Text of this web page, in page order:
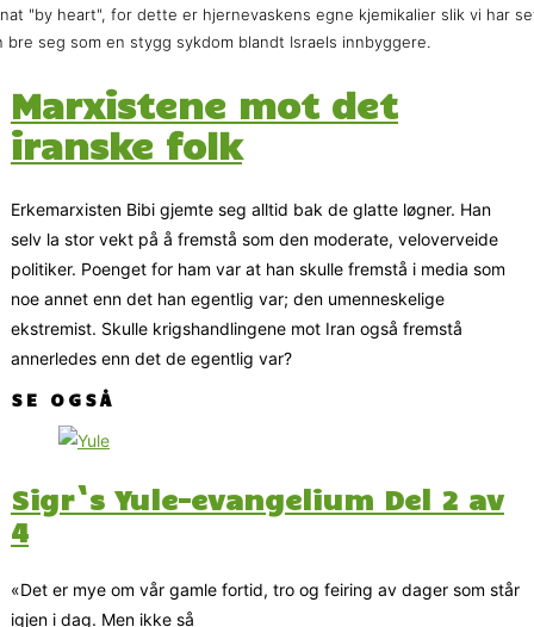
"by heart", for dette er hjernevaskens egne kjemikalier slik vi har
bre seg som en stygg sykdom blandt Israels innbyggere.
Marxistene mot det
iranske folk
Erkemarxisten Bibi gjemte seg alltid bak de glatte løgner. Han
selv la stor vekt på å fremstå som den moderate, veloverveide
politiker. Poenget for ham var at han skulle fremstå i media som
noe annet enn det han egentlig var; den umenneskelige
ekstremist. Skulle krigshandlingene mot Iran også fremstå
annerledes enn det de egentlig var?
SE OGSÅ
Sigr`s Yule-evangelium Del 2 av
4
«Det er mye om vår gamle fortid, tro og feiring av dager som står
igjen i dag. Men ikke så